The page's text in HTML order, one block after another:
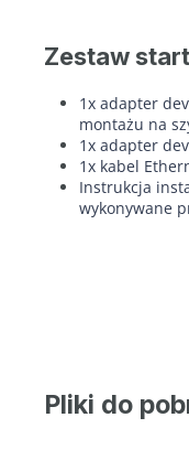
Zestaw
1x adapter
montażu na
1x adapter
1x kabel
Instrukcja
wykonywane
Pliki do